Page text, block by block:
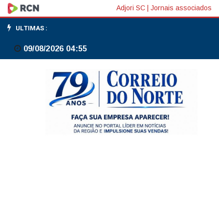
Gaeco
investiga
cartel
licitações
Adjori SC Jornais associados
ULTIMAS :
09/08/2026 04:55